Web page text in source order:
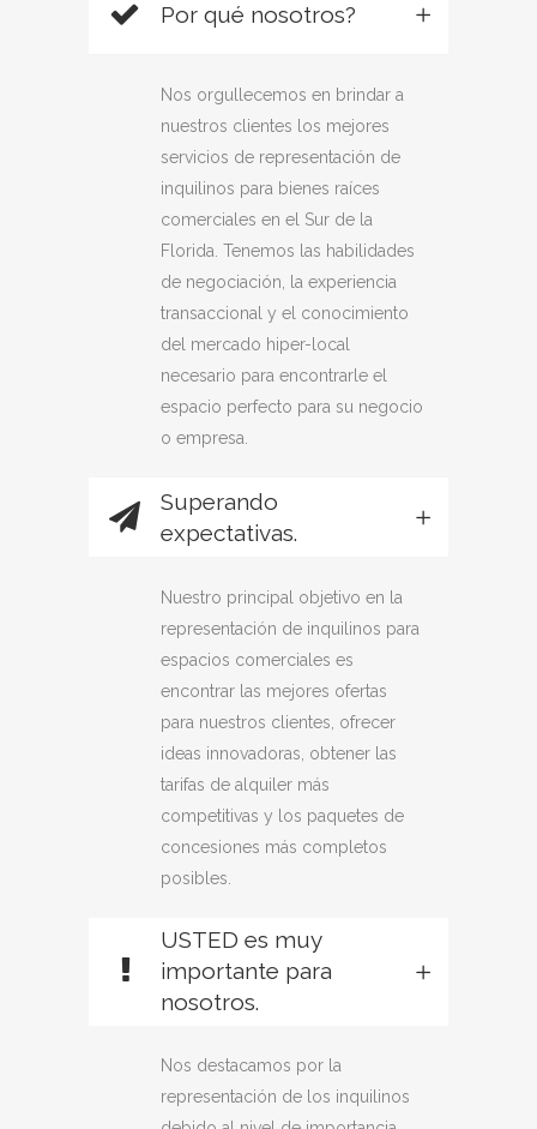
Por qué nosotros?
Nos orgullecemos en brindar a
nuestros clientes los mejores
servicios de representación de
inquilinos para bienes raíces
comerciales en el Sur de la
Florida. Tenemos las habilidades
de negociación, la experiencia
transaccional y el conocimiento
del mercado hiper-local
necesario para encontrarle el
espacio perfecto para su negocio
o empresa.
Superando
expectativas.
Nuestro principal objetivo en la
representación de inquilinos para
espacios comerciales es
encontrar las mejores ofertas
para nuestros clientes, ofrecer
ideas innovadoras, obtener las
tarifas de alquiler más
competitivas y los paquetes de
concesiones más completos
posibles.
USTED es muy
importante para
nosotros.
Nos destacamos por la
representación de los inquilinos